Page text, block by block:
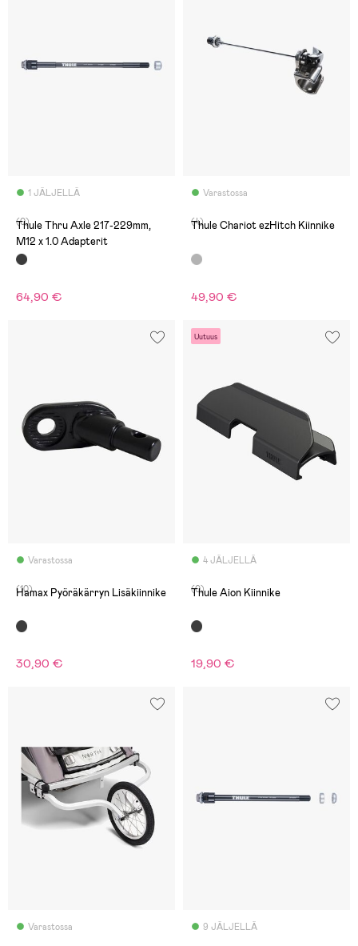
1 JÄLJELLÄ
(0)
Thule Thru Axle 217-229mm,
M12 x 1.0 Adapterit
64,90 €
Varastossa
(4)
Thule Chariot ezHitch Kiinnike
49,90 €
Varastossa
(10)
Hamax Pyöräkärryn Lisäkiinnike
30,90 €
Uutuus
4 JÄLJELLÄ
(0)
Thule Aion Kiinnike
19,90 €
Varastossa 9 JÄLJELLÄ